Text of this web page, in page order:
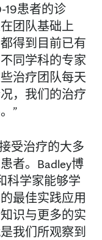
19患者的诊
团队基础上
得到目前已有
同学科的专家
治疗团队每天
，我们的治疗
”
受治疗的大多
者。Badley博
科学家能够学
最佳实践应用
识与更多的实
我们所观察到